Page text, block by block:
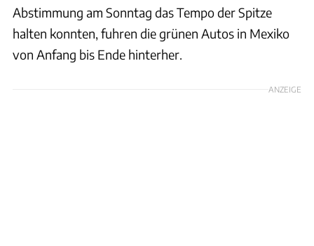
Abstimmung am Sonntag das Tempo der Spitze
halten konnten, fuhren die grünen Autos in Mexiko
von Anfang bis Ende hinterher.
ANZEIGE